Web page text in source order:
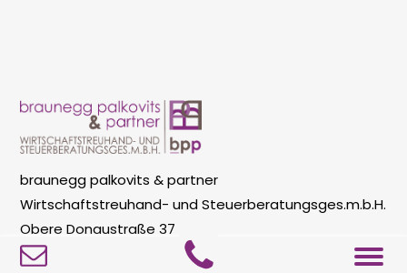
braunegg palkovits & partner
Wirtschaftstreuhand- und Steuerberatungsges.m.b.H.
Obere Donaustraße 37
1020 Wien